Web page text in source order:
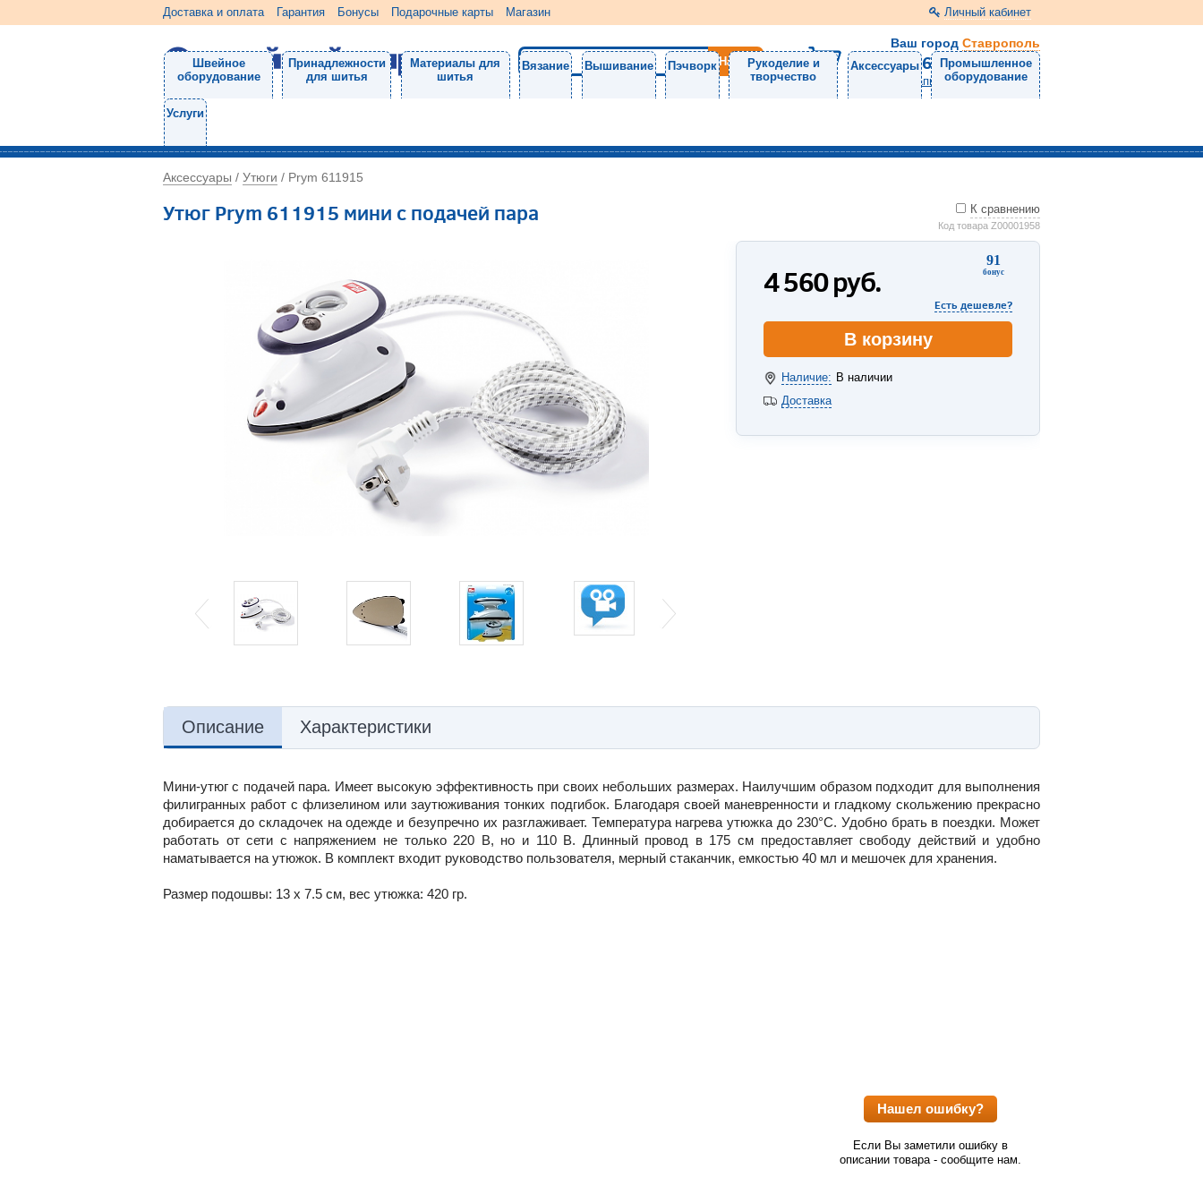
Доставка и оплата Гарантия Бонусы Подарочные карты Магазин Личный кабинет
Ваш город Ставрополь
8 (8652) 31-71-50
Напишите нам
Швейное
оборудование
Принадлежности
для шитья
Материалы для
шитья
Вязание Вышивание Пэчворк
Рукоделие и
творчество
Аксессуары
Промышленное
оборудование
Услуги
Аксессуары / Утюги / Prym 611915
Утюг Prym 611915 мини с подачей пара К сравнению
Код товара Z00001958
91
бонус
4 560руб.
Есть дешевле?
В корзину
Наличие: В наличии
Доставка
Описание Характеристики
Мини-утюг с подачей пара. Имеет высокую эффективность при своих небольших размерах. Наилучшим образом подходит для выполнения
филигранных работ с флизелином или заутюживания тонких подгибок. Благодаря своей маневренности и гладкому скольжению прекрасно
добирается до складочек на одежде и безупречно их разглаживает. Температура нагрева утюжка до 230°C. Удобно брать в поездки. Может
работать от сети с напряжением не только 220 В, но и 110 В. Длинный провод в 175 см предоставляет свободу действий и удобно
наматывается на утюжок. В комплект входит руководство пользователя, мерный стаканчик, емкостью 40 мл и мешочек для хранения.
Размер подошвы: 13 х 7.5 см, вес утюжка: 420 гр.
Нашел ошибку?
Если Вы заметили ошибку в
описании товара - сообщите нам.